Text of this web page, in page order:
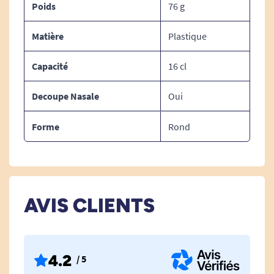
Plastique
CONTENANCE :
16 cl
Poids 76 g
Matière Plastique
Capacité 16 cl
Decoupe Nasale Oui
Forme Rond
AVIS CLIENTS
4.2 / 5